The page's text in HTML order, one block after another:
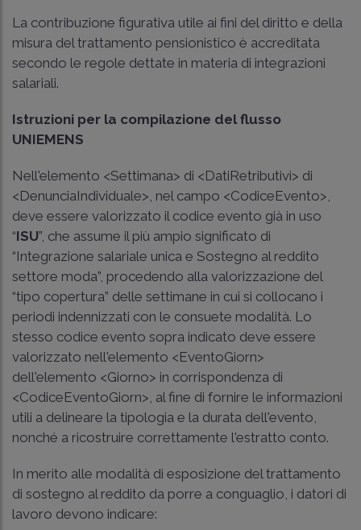
La contribuzione figurativa utile ai fini del diritto e della
misura del trattamento pensionistico è accreditata
secondo le regole dettate in materia di integrazioni
salariali.
Istruzioni per la compilazione del flusso
UNIEMENS
Nell'elemento <Settimana> di <DatiRetributivi> di
<DenunciaIndividuale>, nel campo <CodiceEvento>,
deve essere valorizzato il codice evento già in uso
“ISU”, che assume il più ampio significato di
“Integrazione salariale unica e Sostegno al reddito
settore moda”, procedendo alla valorizzazione del
“tipo copertura” delle settimane in cui si collocano i
periodi indennizzati con le consuete modalità. Lo
stesso codice evento sopra indicato deve essere
valorizzato nell'elemento <EventoGiorn>
dell'elemento <Giorno> in corrispondenza di
<CodiceEventoGiorn>, al fine di fornire le informazioni
utili a delineare la tipologia e la durata dell'evento,
nonché a ricostruire correttamente l'estratto conto.
In merito alle modalità di esposizione del trattamento
di sostegno al reddito da porre a conguaglio, i datori di
lavoro devono indicare: